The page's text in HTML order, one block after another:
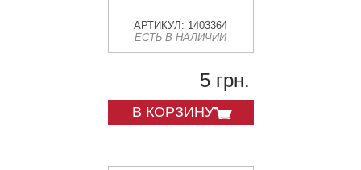
АРТИКУЛ: 1403364
ЕСТЬ В НАЛИЧИИ
5 грн.
В КОРЗИНУ